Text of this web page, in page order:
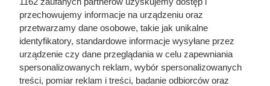
przechowujemy informacje na urządzeniu oraz
przetwarzamy dane osobowe, takie jak unikalne
identyfikatory, standardowe informacje wysyłane przez
urządzenie czy dane przeglądania w celu zapewniania
spersonalizowanych reklam, wybór spersonalizowanych
treści, pomiar reklam i treści, badanie odbiorców oraz